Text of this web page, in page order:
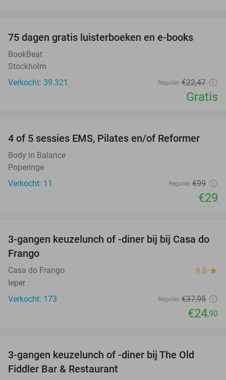
75 dagen gratis luisterboeken en e-books
BookBeat
Stockholm
Verkocht: 39.321
Regulier €22,47
Gratis
71%
4 of 5 sessies EMS, Pilates en/of Reformer
Body in Balance
Poperinge
Verkocht: 11
Regulier €99
€29
34%
3-gangen keuzelunch of -diner bij bij Casa do
Frango
Casa do Frango 9.6 star
Ieper
Verkocht: 173
Regulier €37,95
€24,90
3-gangen keuzelunch of -diner bij The Old
Fiddler Bar & Restaurant